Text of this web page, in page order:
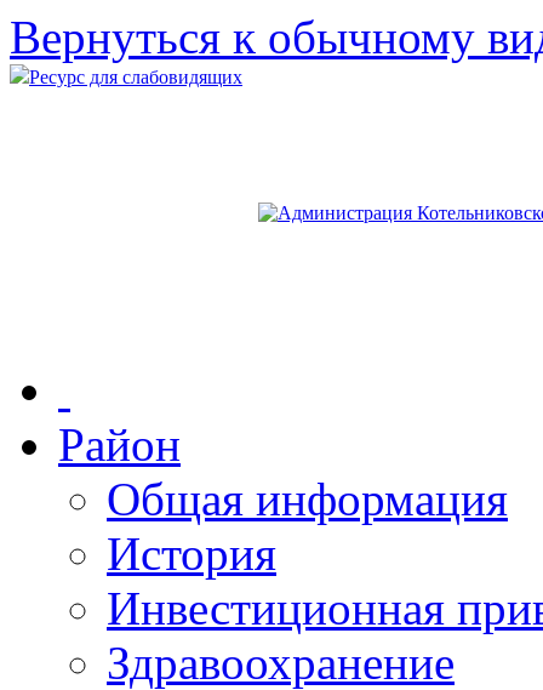
Вернуться к обычному
Ресурс для слабовидящих
Район
Общая информация
История
Инвестиционная
Здравоохранение